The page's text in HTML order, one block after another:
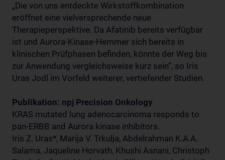
„Die von uns entdeckte Wirkstoffkombination
eröffnet eine vielversprechende neue
Therapieperspektive. Da Afatinib bereits verfügbar
ist und Aurora-Kinase-Hemmer sich bereits in
klinischen Prüfphasen befinden, könnte der Weg bis
zur Anwendung vergleichsweise kurz sein“, so Iris
Uras Jodl im Vorfeld weiterer, vertiefender Studien.
Publikation: npj Precision Onkology
KRAS mutated lung adenocarcinoma responds to
pan-ERBB and Aurora kinase inhibitors.
Iris Z. Uras*, Marija V. Trkulja, Abdelrahman K.A.A.
Salama, Jaqueline Horvath, Khushi Asnani, Christoph